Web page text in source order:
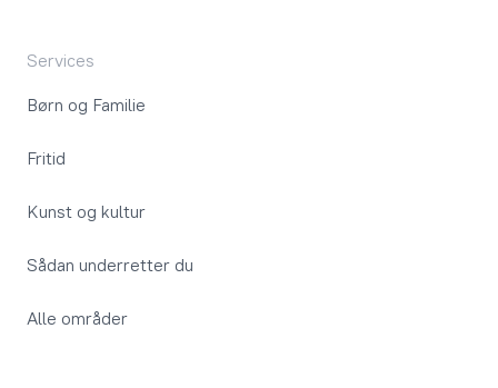
Services
Børn og Familie
Fritid
Kunst og kultur
Sådan underretter du
Alle områder